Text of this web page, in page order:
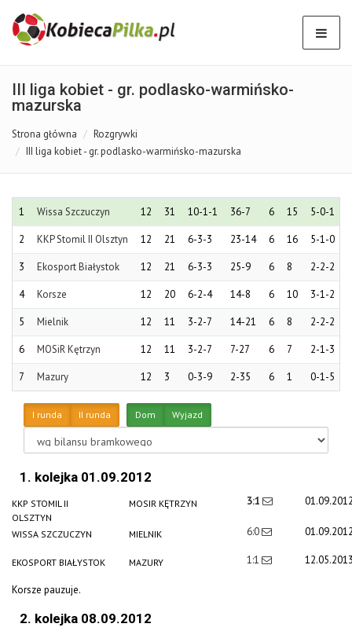
III liga kobiet - gr. podlasko-warmińsko-
mazurska
Strona główna
Rozgrywki
III liga kobiet - gr. podlasko-warmińsko-mazurska
1 Wissa Szczuczyn 12 31 10-1-1 36-7 6 15 5-0-1
2 KKP Stomil II Olsztyn 12 21 6-3-3 23-14 6 16 5-1-0
3 Ekosport Białystok 12 21 6-3-3 25-9 6 8 2-2-2
4 Korsze 12 20 6-2-4 14-8 6 10 3-1-2
5 Mielnik 12 11 3-2-7 14-21 6 8 2-2-2
6 MOSiR Kętrzyn 12 11 3-2-7 7-27 6 7 2-1-3
7 Mazury 12 3 0-3-9 2-35 6 1 0-1-5
I runda II runda Dom Wyjazd
1. kolejka 01.09.2012
KKP STOMIL II
OLSZTYN
MOSIR KĘTRZYN 3:1
WISSA SZCZUCZYN MIELNIK 6:0
EKOSPORT BIAŁYSTOK MAZURY 1:1
Korsze pauzuje.
2. kolejka 08.09.2012